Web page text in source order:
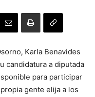
Karla Benavides
candidatura a diputada
para participar
gente elija a los